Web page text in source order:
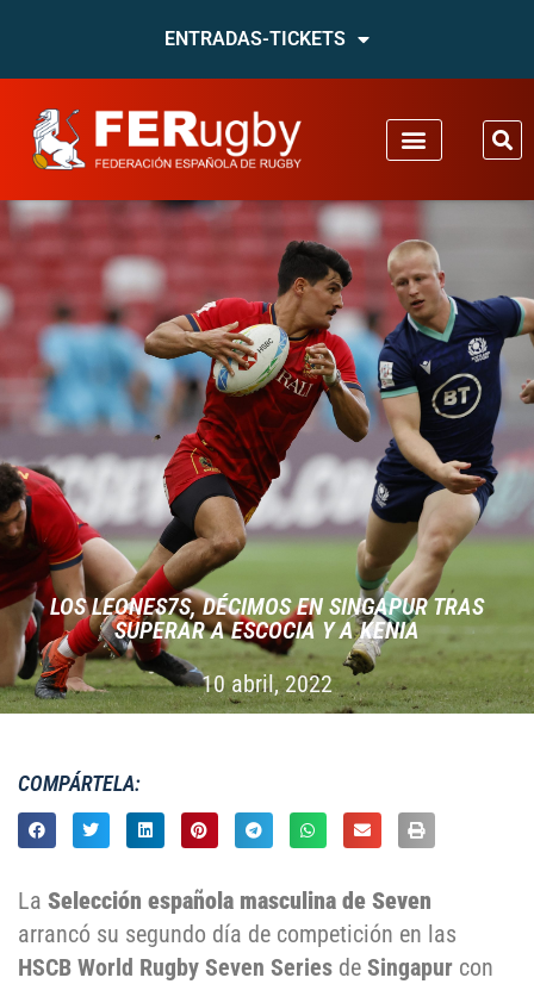
ENTRADAS-TICKETS
LOS LEONES7S, DÉCIMOS EN SINGAPUR TRAS
SUPERAR A ESCOCIA Y A KENIA
10 abril, 2022
COMPÁRTELA:
La Selección española masculina de Seven
arrancó su segundo día de competición en las
HSCB World Rugby Seven Series de Singapur con